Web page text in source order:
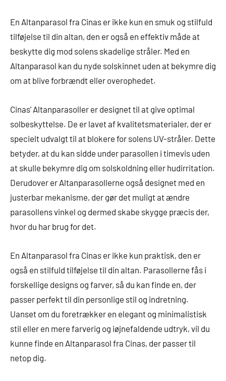
En Altanparasol fra Cinas er ikke kun en smuk og stilfuld
tilføjelse til din altan, den er også en effektiv måde at
beskytte dig mod solens skadelige stråler. Med en
Altanparasol kan du nyde solskinnet uden at bekymre dig
om at blive forbrændt eller overophedet.
Cinas’ Altanparasoller er designet til at give optimal
solbeskyttelse. De er lavet af kvalitetsmaterialer, der er
specielt udvalgt til at blokere for solens UV-stråler. Dette
betyder, at du kan sidde under parasollen i timevis uden
at skulle bekymre dig om solskoldning eller hudirritation.
Derudover er Altanparasollerne også designet med en
justerbar mekanisme, der gør det muligt at ændre
parasollens vinkel og dermed skabe skygge præcis der,
hvor du har brug for det.
En Altanparasol fra Cinas er ikke kun praktisk, den er
også en stilfuld tilføjelse til din altan. Parasollerne fås i
forskellige designs og farver, så du kan finde en, der
passer perfekt til din personlige stil og indretning.
Uanset om du foretrækker en elegant og minimalistisk
stil eller en mere farverig og iøjnefaldende udtryk, vil du
kunne finde en Altanparasol fra Cinas, der passer til
netop dig.